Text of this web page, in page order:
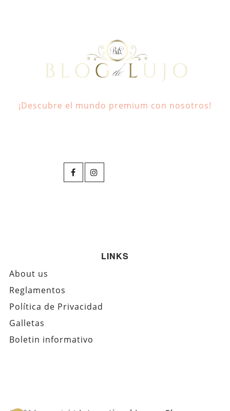
¡Descubre el mundo premium con nosotros!
LINKS
About us
Reglamentos
Política de Privacidad
Galletas
Boletin informativo